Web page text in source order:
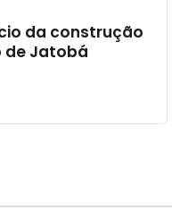
da construção
de Jatobá